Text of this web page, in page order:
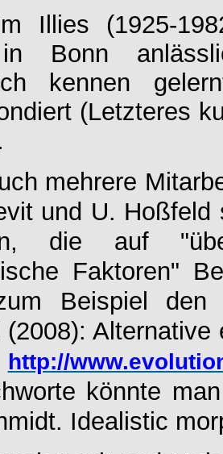
Illies (1925-
Bonn
kennen
(Letzteres
mehrere
und U. Hoßfeld
die auf
Faktoren"
Beispiel
Alternative
http://
könnte
Idealistic